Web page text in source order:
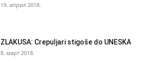
19. април 2018.
ZLAKUSA: Crepuljari stigoše do UNESKA
8. март 2018.